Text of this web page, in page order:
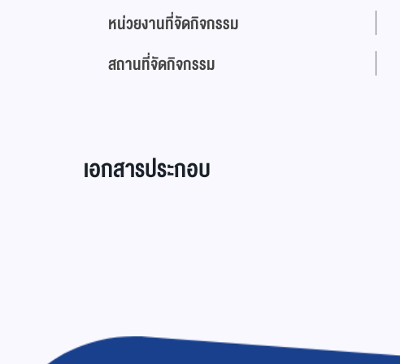
หน่วยงานที่จัดกิจกรรม
สถานที่จัดกิจกรรม
เอกสารประกอบ